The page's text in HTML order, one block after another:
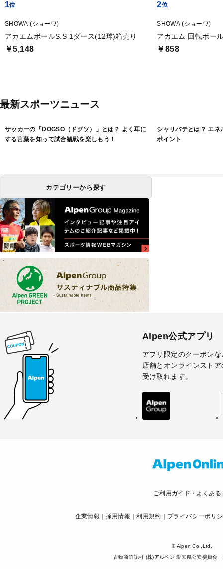
1
SHOWA (ショーワ)
アカエムボールS.S 1ダース(12球)箱売り
￥5,148
2
SHOWA (ショーワ)
アカエム 回転ボー
￥858
最新スポーツニュース
サッカーの「DOGSO（ドグソ）」とは？ よく耳に
する言葉を知って試合観戦を楽しもう！
シャリバテとは？ エネ
ポイント
カテゴリーから探す
Alpen公式アプリ
アプリ限定のクーポンな
店舗とオンラインスト
受け取れます。
ご利用ガイド・よくある
企業情報 採用情報 利用規約 プライバシーポリ
© Alpen Co.,Ltd.
古物商許認可 (株)アルペン 愛知県公安委員